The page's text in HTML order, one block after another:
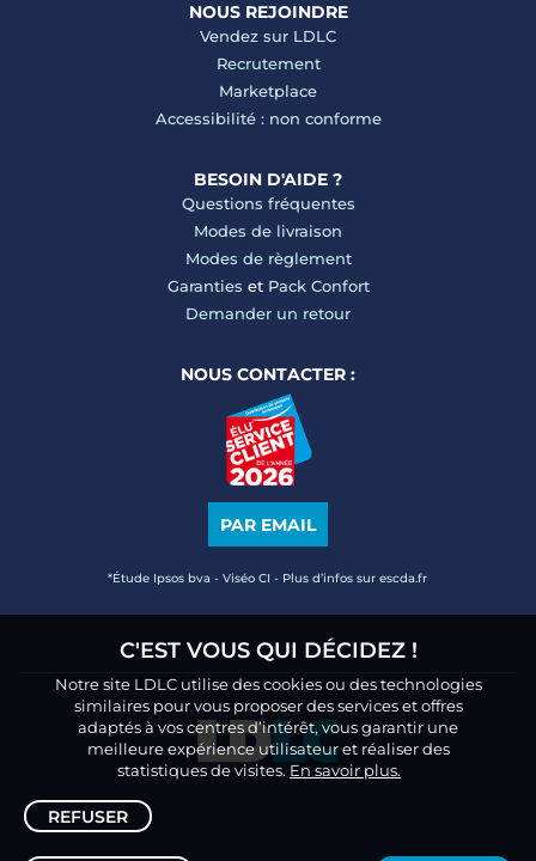
NOUS REJOINDRE
Vendez sur LDLC
Recrutement
Marketplace
Accessibilité : non conforme
BESOIN D'AIDE ?
Questions fréquentes
Modes de livraison
Modes de règlement
Garanties et Pack Confort
Demander un retour
NOUS CONTACTER :
PAR EMAIL
*Étude Ipsos bva - Viséo CI - Plus d’infos sur escda.fr
C'EST VOUS QUI DÉCIDEZ !
Notre site LDLC utilise des cookies ou des technologies
similaires pour vous proposer des services et offres
adaptés à vos centres d’intérêt, vous garantir une
meilleure expérience utilisateur et réaliser des
statistiques de visites. En savoir plus.
REFUSER